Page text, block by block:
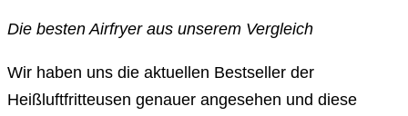
Die besten Airfryer aus unserem Vergleich
Wir haben uns die aktuellen Bestseller der
Heißluftfritteusen genauer angesehen und diese